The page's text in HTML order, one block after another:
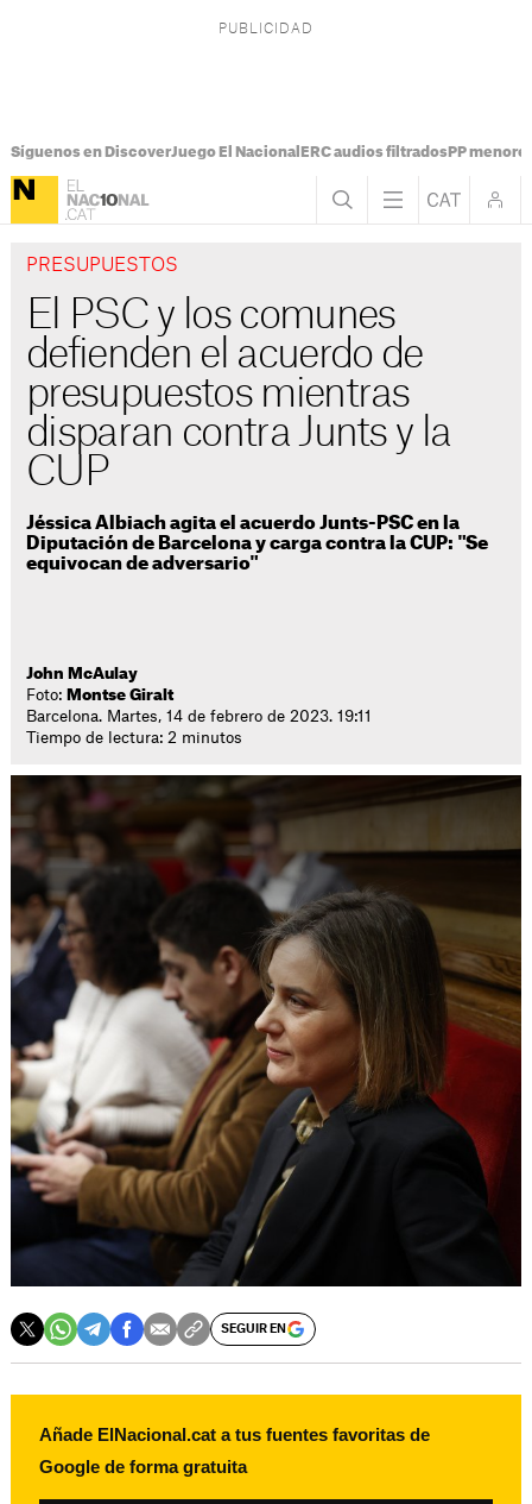
Síguenos en DiscoverJuego El Nacional ERC audios filtradosPP
PRESUPUESTOS
El PSC y los comunes
defienden el acuerdo de
presupuestos mientras
disparan contra Junts y la
CUP
Jéssica Albiach agita el acuerdo Junts-PSC en la
Diputación de Barcelona y carga contra la CUP: "Se
equivocan de adversario"
John McAulay
Foto: Montse Giralt
Barcelona. Martes, 14 de febrero de 2023. 19:11
Tiempo de lectura: 2 minutos
SEGUIR EN
Añade ElNacional.cat a tus fuentes favoritas de
Google de forma gratuita